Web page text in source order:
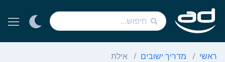
ראשי מדריך ישובים אילת